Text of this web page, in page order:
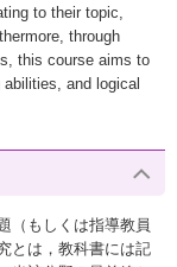
to their topic,
through
this course aims to
and logical
（もしくは指導教員
とは，教科書には記